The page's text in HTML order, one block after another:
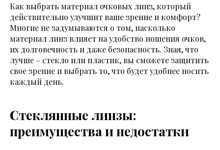
Как выбрать материал очковых линз, который
действительно улучшит ваше зрение и комфорт?
Многие не задумываются о том, насколько
материал линз влияет на удобство ношения очков,
их долговечность и даже безопасность. Зная, что
лучше – стекло или пластик, вы сможете защитить
свое зрение и выбрать то, что будет удобнее носить
каждый день.
Стеклянные линзы:
преимущества и недостатки